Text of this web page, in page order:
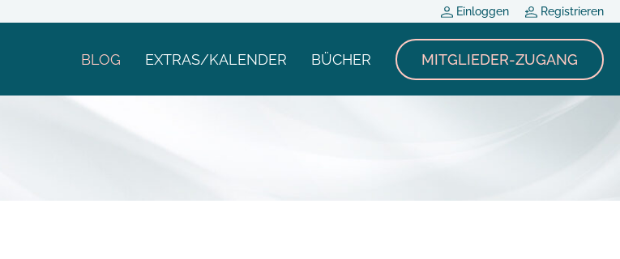
Einloggen Registrieren
BLOG EXTRAS/KALENDER BÜCHER MITGLIEDER-ZUGANG